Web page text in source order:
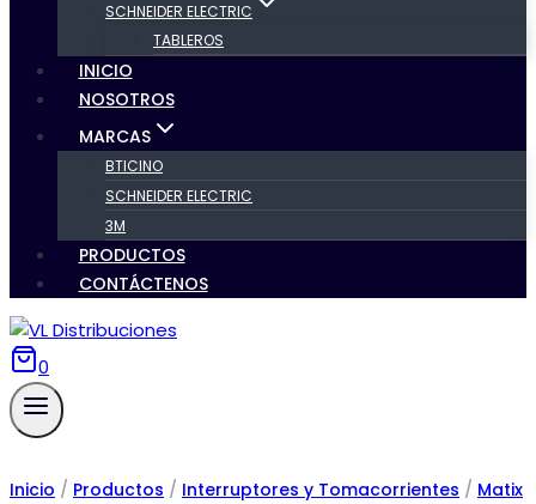
SCHNEIDER ELECTRIC
TABLEROS
INICIO
NOSOTROS
MARCAS
BTICINO
SCHNEIDER ELECTRIC
3M
PRODUCTOS
CONTÁCTENOS
0
Inicio / Productos / Interruptores y Tomacorrientes / Matix